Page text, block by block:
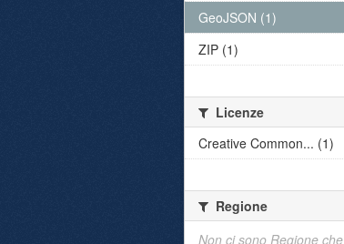
GeoJSON (1)
ZIP (1)
Licenze
Creative Common... (1)
Regione
Non ci sono Regione che